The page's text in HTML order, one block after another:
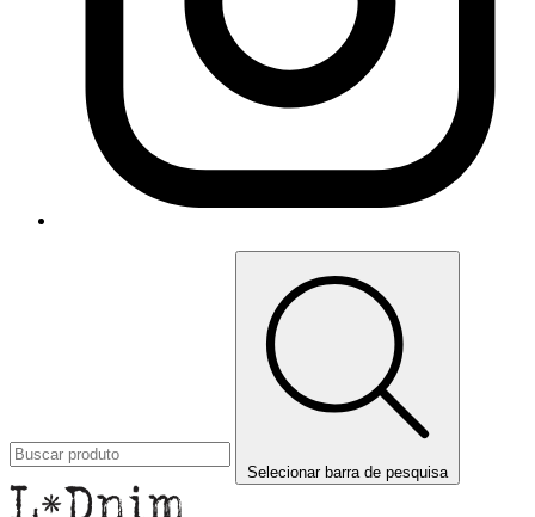
Selecionar barra de pesquisa